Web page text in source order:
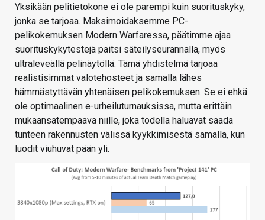
Yksikään pelitietokone ei ole parempi kuin suorituskyky,
jonka se tarjoaa. Maksimoidaksemme PC-
pelikokemuksen Modern Warfaressa, päätimme ajaa
suorituskykytestejä paitsi säteilyseurannalla, myös
ultraleveällä pelinäytöllä. Tämä yhdistelmä tarjoaa
realistisimmat valotehosteet ja samalla lähes
hämmästyttävän yhtenäisen pelikokemuksen. Se ei ehkä
ole optimaalinen e-urheiluturnauksissa, mutta erittäin
mukaansatempaava niille, joka todella haluavat saada
tunteen rakennusten välissä kyykkimisestä samalla, kun
luodit viuhuvat pään yli.